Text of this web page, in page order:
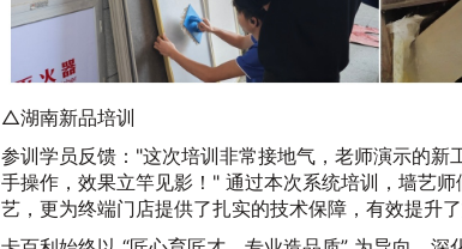
△湖南新品培训
参训学员反馈："这次培训非常接地气，老师演示的新
手操作，效果立竿见影！" 通过本次系统培训，墙艺
艺，更为终端门店提供了扎实的技术保障，有效提升